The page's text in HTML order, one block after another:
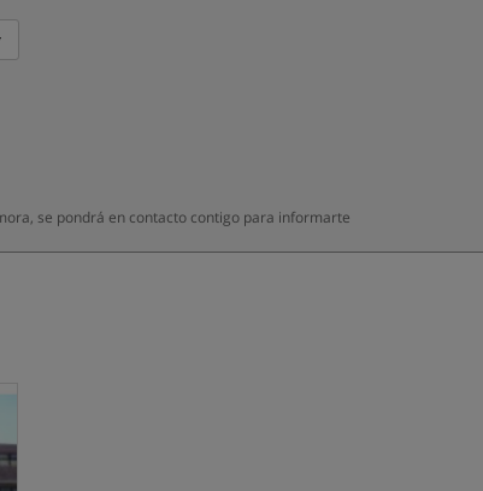
se pondrá en contacto contigo para informarte